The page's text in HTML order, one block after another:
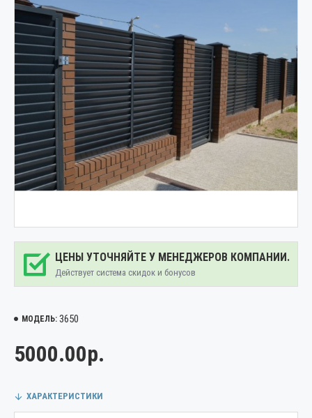
ЦЕНЫ УТОЧНЯЙТЕ У МЕНЕДЖЕРОВ КОМПАНИИ.
Действует система скидок и бонусов
МОДЕЛЬ: 3650
5000.00р.
ХАРАКТЕРИСТИКИ